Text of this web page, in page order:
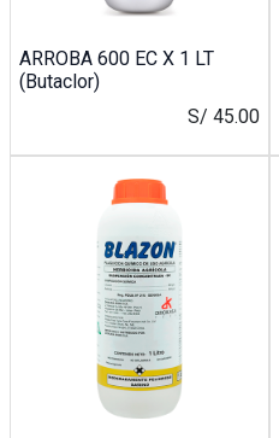
ARROBA 600 EC X 1 LT
(Butaclor)
S/ 45.00